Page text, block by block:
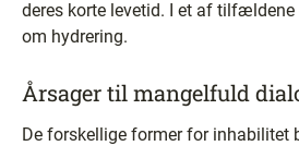
deres korte levetid. I et af
om hydrering.
Årsager til mangelfuld
De forskellige former for inhabilitet